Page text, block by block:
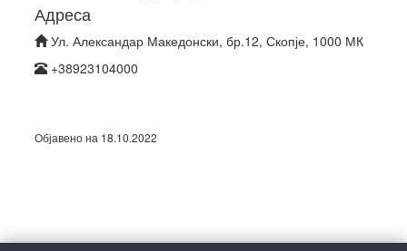
Адреса
Ул. Александар Македонски, бр.12, Скопје, 1000 МК
+38923104000
Објавено на 18.10.2022